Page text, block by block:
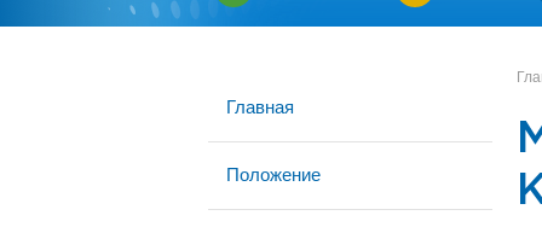
Главная
Положение